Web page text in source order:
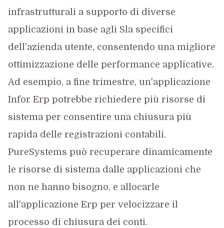
infrastrutturali a supporto di diverse
applicazioni in base agli Sla specifici
dell’azienda utente, consentendo una migliore
ottimizzazione delle performance applicative.
Ad esempio, a fine trimestre, un'applicazione
Infor Erp potrebbe richiedere più risorse di
sistema per consentire una chiusura più
rapida delle registrazioni contabili.
PureSystems può recuperare dinamicamente
le risorse di sistema dalle applicazioni che
non ne hanno bisogno, e allocarle
all'applicazione Erp per velocizzare il
processo di chiusura dei conti.